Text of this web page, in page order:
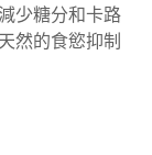
少糖分和卡路
然的食慾抑制